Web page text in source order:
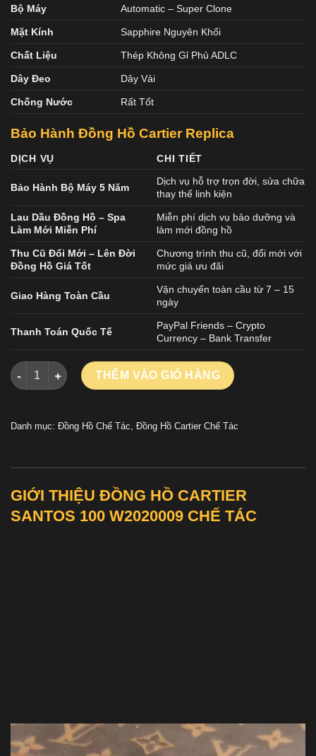
Bộ Máy Automatic – Super Clone
Mặt Kính Sapphire Nguyên Khối
Chất Liệu Thép Không Gỉ Phủ ADLC
Dây Đeo Dây Vải
Chống Nước Rất Tốt
Bảo Hành Đồng Hồ Cartier Replica
DỊCH VỤ CHI TIẾT
Bảo Hành Bộ Máy 5 Năm
Dịch vụ hỗ trợ trọn đời, sửa chữa
thay thế linh kiện
Lau Dầu Đồng Hồ – Spa
Làm Mới Miễn Phí
Miễn phí dịch vụ bảo dưỡng và
làm mới đồng hồ
Thu Cũ Đổi Mới – Lên Đời
Đồng Hồ Giá Tốt
Chương trình thu cũ, đổi mới với
mức giá ưu đãi
Giao Hàng Toàn Cầu
Vận chuyển toàn cầu từ 7 – 15
ngày
Thanh Toán Quốc Tế
PayPal Friends – Crypto
Currency – Bank Transfer
ĐỒNG HỒ CARTIER SANTOS 100 W2020009 CHẾ TÁC MẠ
THÊM VÀO GIỎ HÀNG
Danh mục: Đồng Hồ Chế Tác, Đồng Hồ Cartier Chế Tác
GIỚI THIỆU ĐỒNG HỒ CARTIER
SANTOS 100 W2020009 CHẾ TÁC